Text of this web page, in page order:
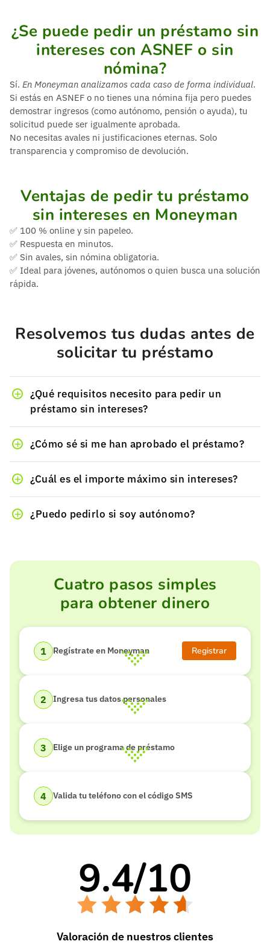
¿Se puede pedir un préstamo sin
intereses con ASNEF o sin
nómina?
Sí. En Moneyman analizamos cada caso de forma individual.
Si estás en ASNEF o no tienes una nómina fija pero puedes
demostrar ingresos (como autónomo, pensión o ayuda), tu
solicitud puede ser igualmente aprobada.
No necesitas avales ni justificaciones eternas. Solo
transparencia y compromiso de devolución.
Ventajas de pedir tu préstamo
sin intereses en Moneyman
✅ 100 % online y sin papeleo.
✅ Respuesta en minutos.
✅ Sin avales, sin nómina obligatoria.
✅ Ideal para jóvenes, autónomos o quien busca una solución
rápida.
Resolvemos tus dudas antes de
solicitar tu préstamo
¿Qué requisitos necesito para pedir un
préstamo sin intereses?
¿Cómo sé si me han aprobado el préstamo?
¿Cuál es el importe máximo sin intereses?
¿Puedo pedirlo si soy autónomo?
Cuatro pasos simples
para obtener dinero
Regístrate en Moneyman Registrar
Ingresa tus datos personales
Elige un programa de préstamo
Valida tu teléfono con el código SMS
9.4/10
Valoración de nuestros clientes